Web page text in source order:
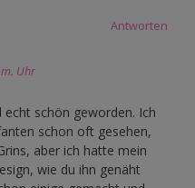
Antworten
Uhr
echt schön geworden. Ich
schon oft gesehen,
aber ich hatte mein
wie du ihn genäht